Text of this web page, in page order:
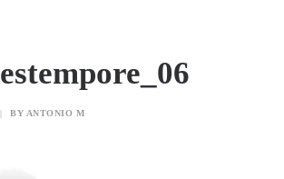
| BY ANTONIO M